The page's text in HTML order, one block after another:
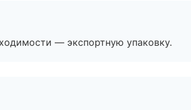
— экспортную упаковку.